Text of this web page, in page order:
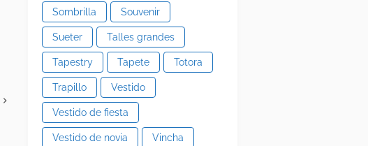
Sombrilla Souvenir
Sueter Talles grandes
Tapestry Tapete Totora
Trapillo Vestido
Vestido de fiesta
Vestido de novia Vincha